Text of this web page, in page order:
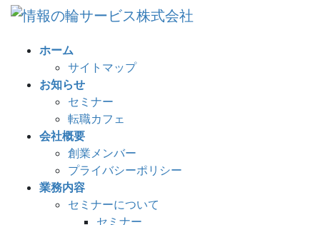
ホーム
サイトマップ
お知らせ
セミナー
転職カフェ
会社概要
創業メンバー
プライバシーポリシー
業務内容
セミナーについて
セミナー